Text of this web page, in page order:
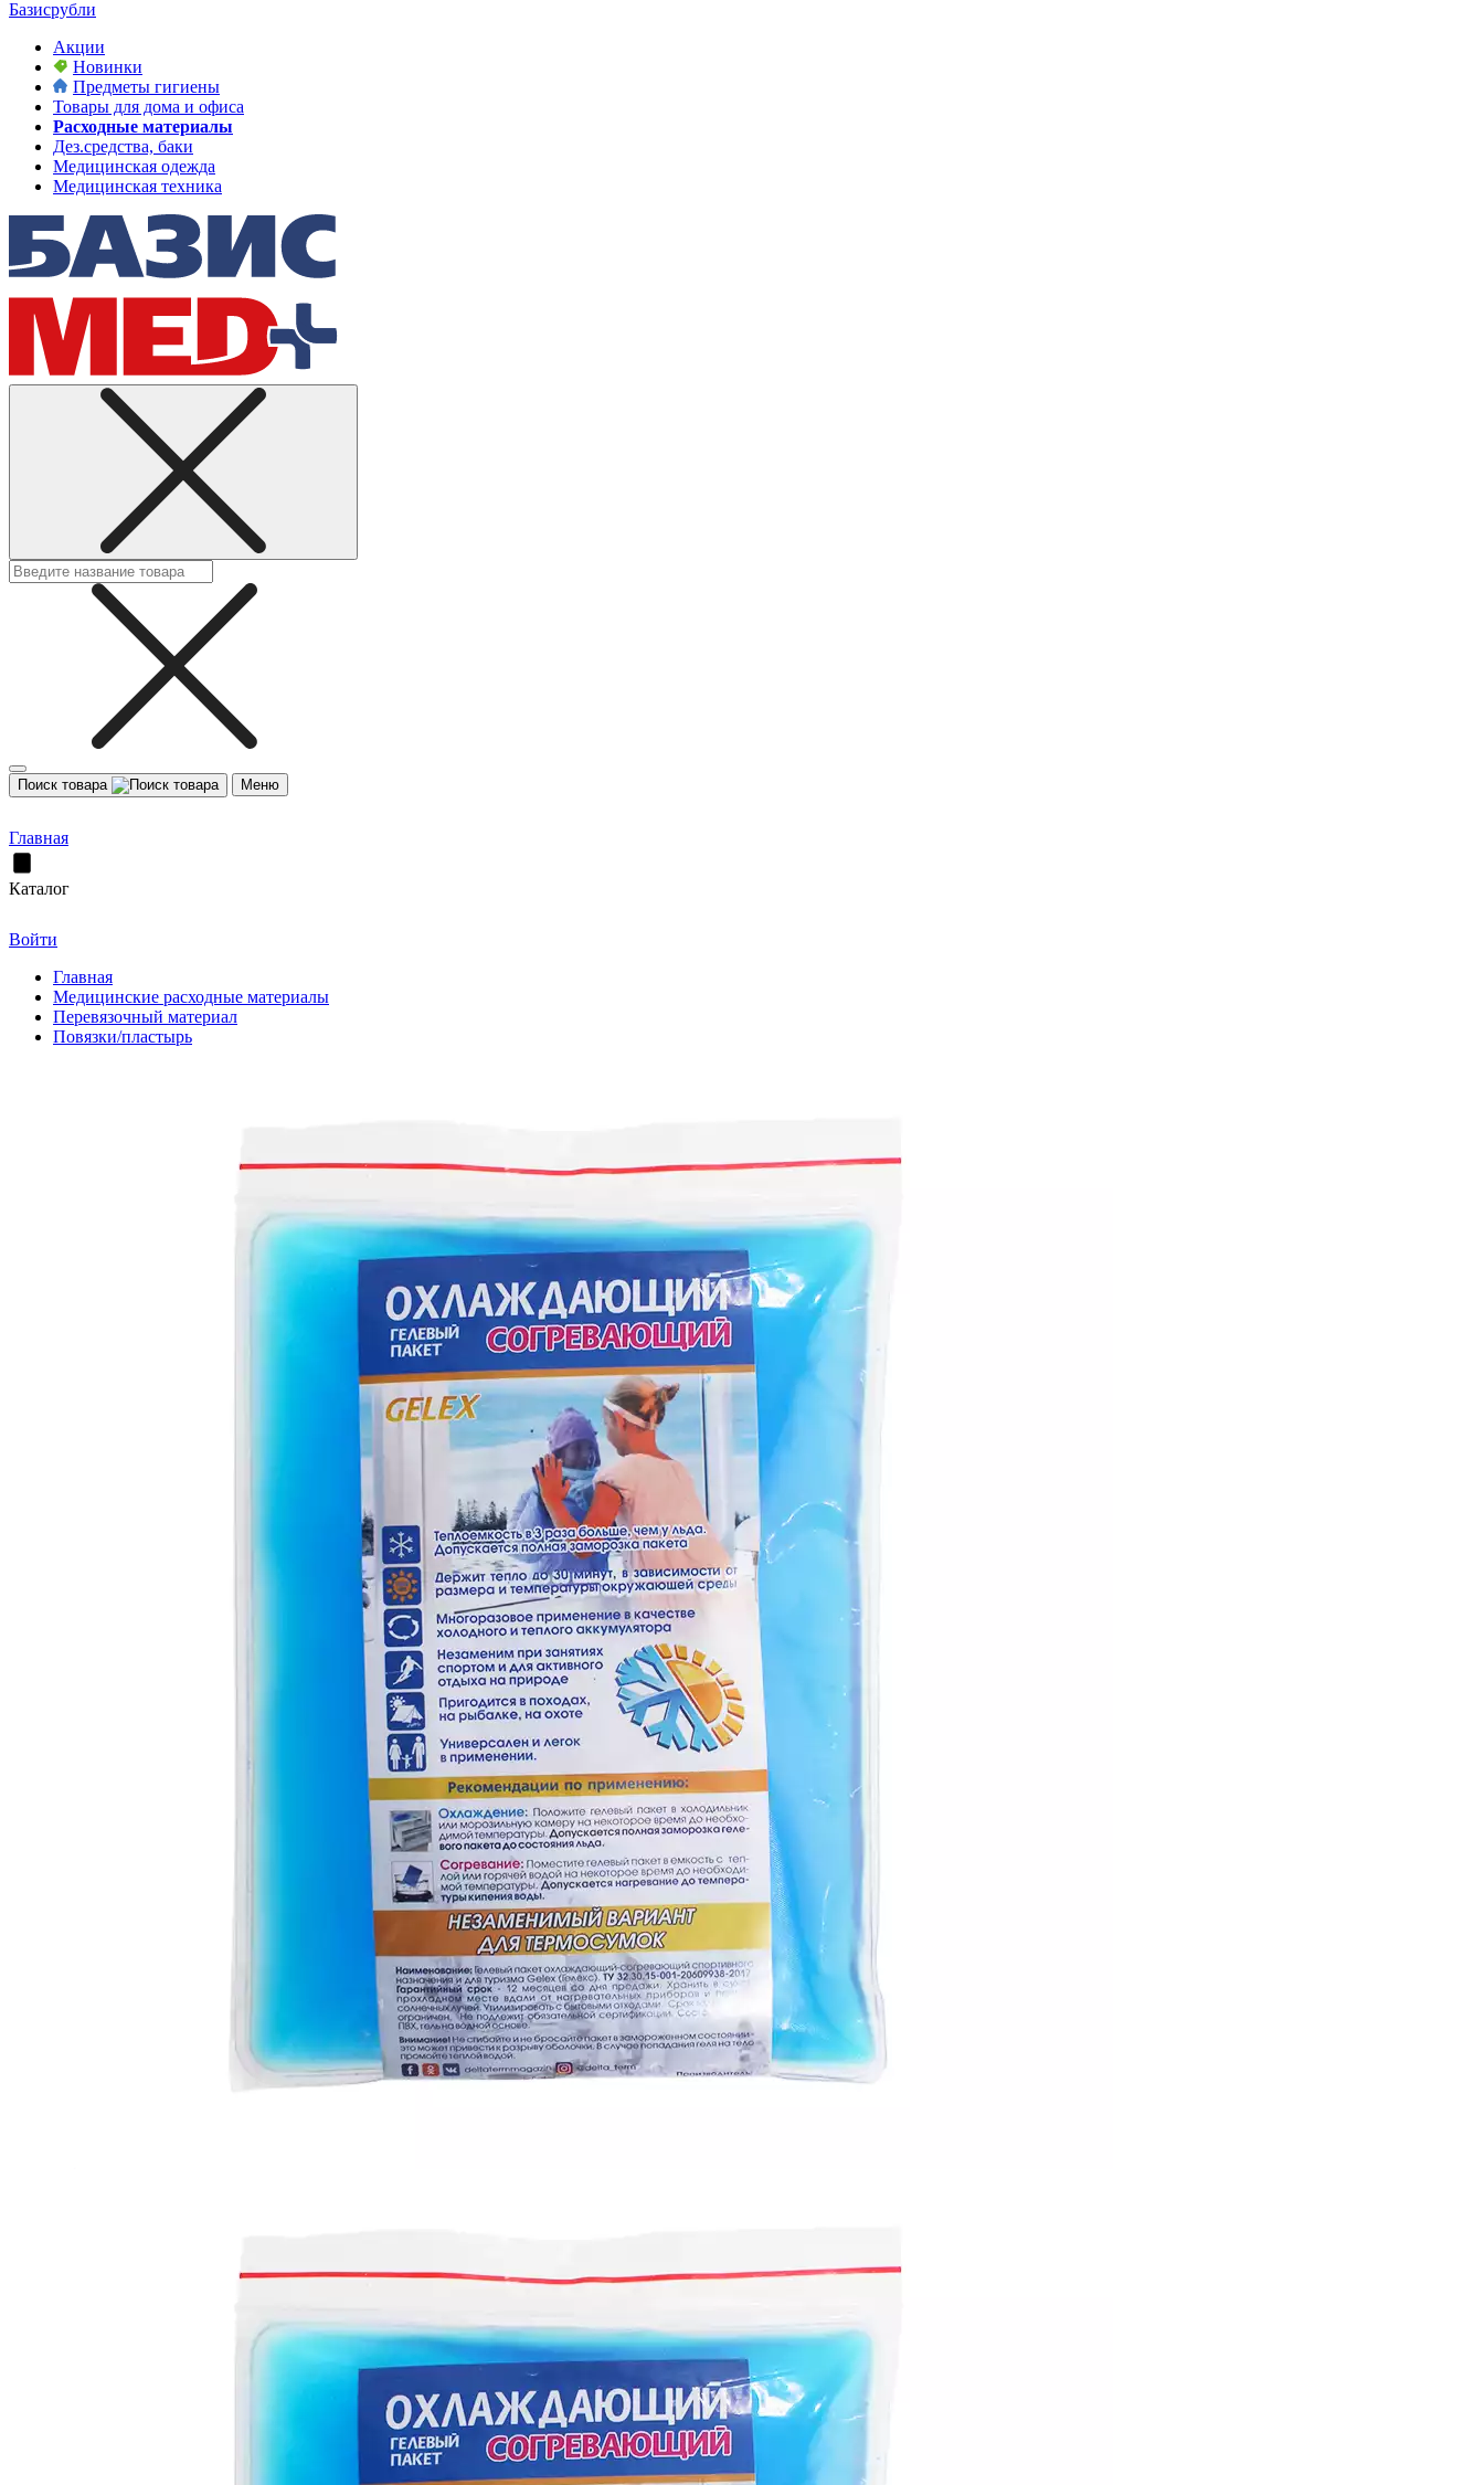
Базисрубли
Акции
Новинки
Предметы гигиены
Товары для дома и офиса
Расходные материалы
Дез.средства, баки
Медицинская одежда
Медицинская техника
Поиск товара Меню
Главная
Каталог
Войти
Главная
Медицинские расходные материалы
Перевязочный материал
Повязки/пластырь